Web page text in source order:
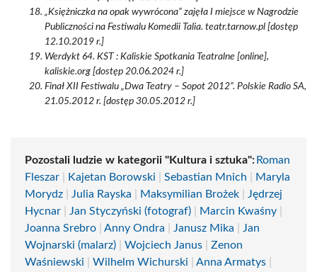
„Księżniczka na opak wywrócona” zajęła I miejsce w Nagrodzie
Publiczności na Festiwalu Komedii Talia. teatr.tarnow.pl [dostęp
12.10.2019 r.]
Werdykt 64. KST : Kaliskie Spotkania Teatralne [online],
kaliskie.org [dostęp 20.06.2024 r.]
Finał XII Festiwalu „Dwa Teatry – Sopot 2012”. Polskie Radio SA,
21.05.2012 r. [dostęp 30.05.2012 r.]
Pozostali ludzie w kategorii "Kultura i sztuka": Roman
Fleszar
Kajetan Borowski Sebastian Mnich
Maryla
Morydz
Julia Rayska Maksymilian Brożek
Jędrzej
Hycnar
Jan Styczyński (fotograf) Marcin Kwaśny
Joanna Srebro
Anny Ondra Janusz Mika
Jan
Wojnarski (malarz)
Wojciech Janus
Zenon
Waśniewski
Wilhelm Wichurski Anna Armatys